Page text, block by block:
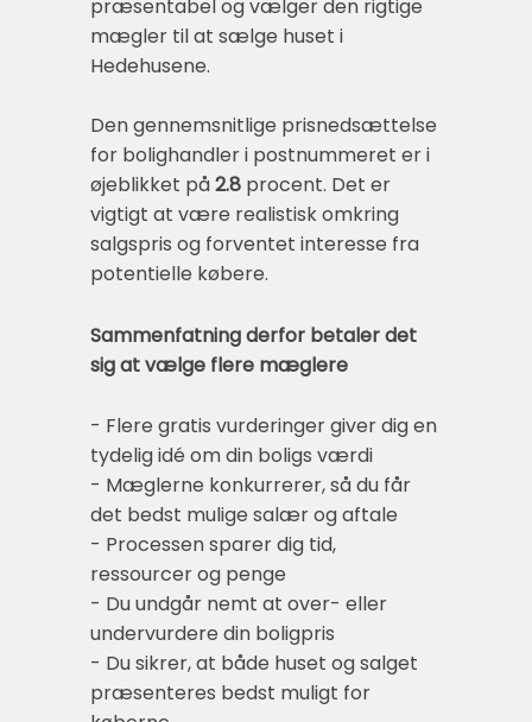
præsentabel og vælger den rigtige
mægler til at sælge huset i
Hedehusene.
Den gennemsnitlige prisnedsættelse
for bolighandler i postnummeret er i
øjeblikket på2.8 procent. Det er
vigtigt at være realistisk omkring
salgspris og forventet interesse fra
potentielle købere.
Sammenfatning derfor betaler det
sig at vælge flere mæglere
- Flere gratis vurderinger giver dig en
tydelig idé om din boligs værdi
- Mæglerne konkurrerer, så du får
det bedst mulige salær og aftale
- Processen sparer dig tid,
ressourcer og penge
- Du undgår nemt at over- eller
undervurdere din boligpris
- Du sikrer, at både huset og salget
præsenteres bedst muligt for